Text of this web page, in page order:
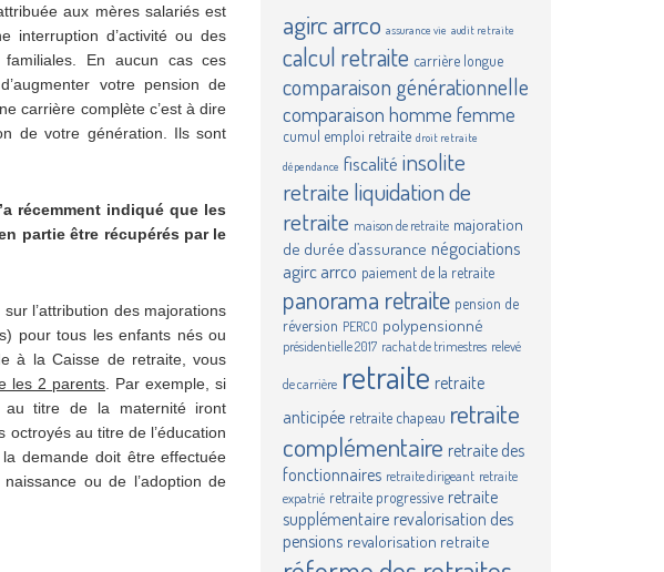
aux mères salariés est
interruption d’activité ou des
familiales. En aucun cas ces
votre pension de
carrière complète c’est à dire
de votre génération. Ils sont
récemment indiqué que les
partie être récupérés par le
l’attribution des majorations
pour tous les enfants nés ou
à la Caisse de retraite, vous
les 2 parents . Par exemple, si
au titre de la maternité iront
au titre de l’éducation
demande doit être effectuée
ou de l’adoption de
agirc arrco assurance vie audit retraite
calcul retraite carrière longue
comparaison générationnelle
comparaison homme femme
cumul emploi retraite droit retraite
dépendance fiscalité insolite
retraite liquidation de
retraite maison de retraite majoration
de durée d’assurance négociations
agirc arrco paiement de la retraite
panorama retraite pension de
réversion PERCO polypensionné
présidentielle 2017 rachat de trimestres relevé
de carrière retraite retraite
anticipée retraite chapeau retraite
complémentaire retraite des
fonctionnaires retraite dirigeant retraite
expatrié retraite progressive retraite
supplémentaire revalorisation des
pensions revalorisation retraite